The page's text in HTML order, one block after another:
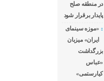
در منطقه صلح
پایدار برقرار شود
«موزه سینمای
ایران» میزبان
بزرگداشت
«عباس
کیارستمی»